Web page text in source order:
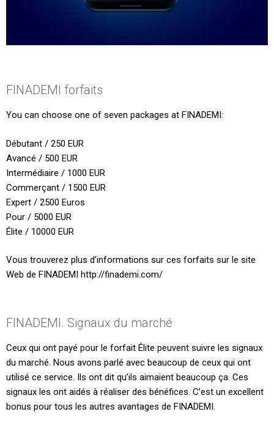
FINADEMI forfaits
You can choose one of seven packages at FINADEMI:
Débutant / 250 EUR
Avancé / 500 EUR
Intermédiaire / 1000 EUR
Commerçant / 1500 EUR
Expert / 2500 Euros
Pour / 5000 EUR
Élite / 10000 EUR
Vous trouverez plus d’informations sur ces forfaits sur le site
Web de FINADEMI http://finademi.com/
FINADEMI. Signaux du marché
Ceux qui ont payé pour le forfait Élite peuvent suivre les signaux
du marché. Nous avons parlé avec beaucoup de ceux qui ont
utilisé ce service. Ils ont dit qu’ils aimaient beaucoup ça. Ces
signaux les ont aidés à réaliser des bénéfices. C’est un excellent
bonus pour tous les autres avantages de FINADEMI.